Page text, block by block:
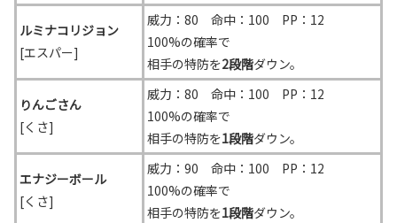
ルミナコリジョン
[エスパー]
威力：80 命中：100 PP：12
100%の確率で
相手の特防を2段階ダウン。
りんごさん
[くさ]
威力：80 命中：100 PP：12
100%の確率で
相手の特防を1段階ダウン。
エナジーボール
[くさ]
威力：90 命中：100 PP：12
100%の確率で
相手の特防を1段階ダウン。